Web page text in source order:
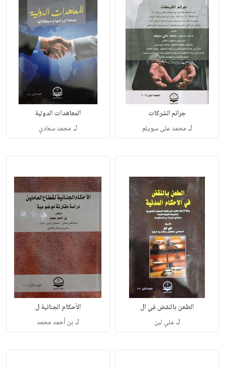
جرائم الشركات
لـ محمد على سويلم
المعاهدات الدولية
لـ محمد سعادي
الطعن بالنقض في ال
لـعلي لبن
الأحكام الجنائية ل
لـ بن أحمد محمد